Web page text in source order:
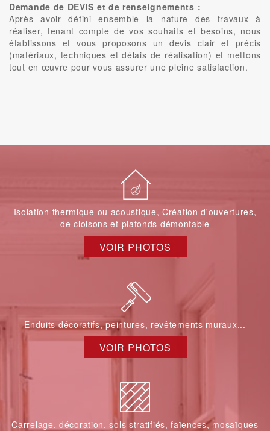
Demande de DEVIS et de renseignements :
Après avoir défini ensemble la nature des travaux à
réaliser, tenant compte de vos souhaits et besoins, nous
établissons et vous proposons un devis clair et précis
(matériaux, techniques et délais de réalisation) et mettons
tout en œuvre pour vous assurer une pleine satisfaction.
Isolation thermique ou acoustique, Création d'ouvertures,
de cloisons et plafonds démontable
VOIR PHOTOS
Enduits décoratifs, peintures, revêtements muraux...
VOIR PHOTOS
Carrelage, décoration, sols stratifiés, faïences, mosaïques